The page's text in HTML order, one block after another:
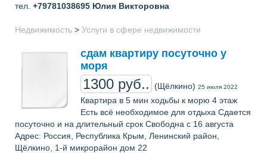
тел. +79781038695 Юлия Викторовна
Недвижимость > Услуги в сфере недвижимости
сдам квартиру посуточно у
моря
1300 руб.. (Щёлкино) 25 июля 2022
Квартира в 5 мин ходьбы к морю 4 этаж
Есть всё необходимое для отдыха Сдается
посуточно и на длительный срок Свободна с 16 августа
Адрес: Россия, Республика Крым, Ленинский район,
Щёлкино, 1-й микрорайон дом 22